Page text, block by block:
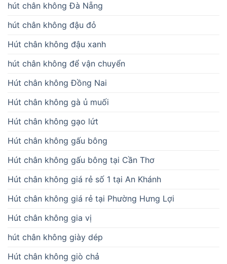
hút chân không Đà Nẵng
hút chân không đậu đỏ
Hút chân không đậu xanh
hút chân không để vận chuyển
Hút chân không Đồng Nai
Hút chân không gà ủ muối
Hút chân không gạo lứt
Hút chân không gấu bông
Hút chân không gấu bông tại Cần Thơ
Hút chân không giá rẻ số 1 tại An Khánh
Hút chân không giá rẻ tại Phường Hưng Lợi
Hút chân không gia vị
hút chân không giày dép
Hút chân không giò chả